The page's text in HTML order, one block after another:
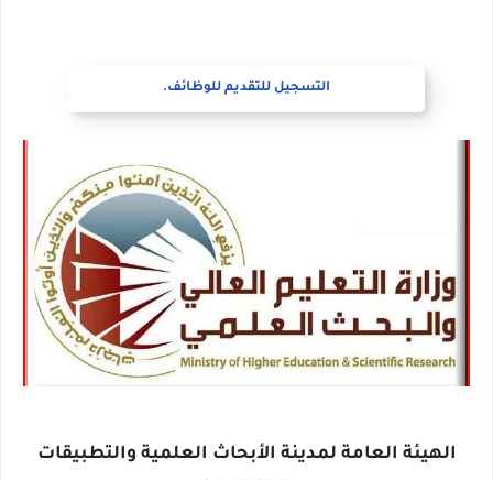
التسجيل للتقديم للوظائف.
الهيئة العامة لمدينة الأبحاث العلمية والتطبيقات